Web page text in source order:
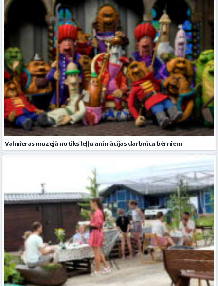
Valmieras muzejā notiks leļļu animācijas darbnīca bērniem